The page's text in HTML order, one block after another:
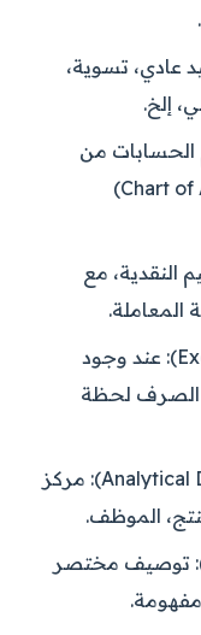
عادي، تسوية،
إلخ.
الحسابات من
شجرة الحسابات (Chart of Accounts)
النقدية، مع
المعاملة.
عند وجود
الصرف لحظة
مركز
الموظف.
توصيف مختصر